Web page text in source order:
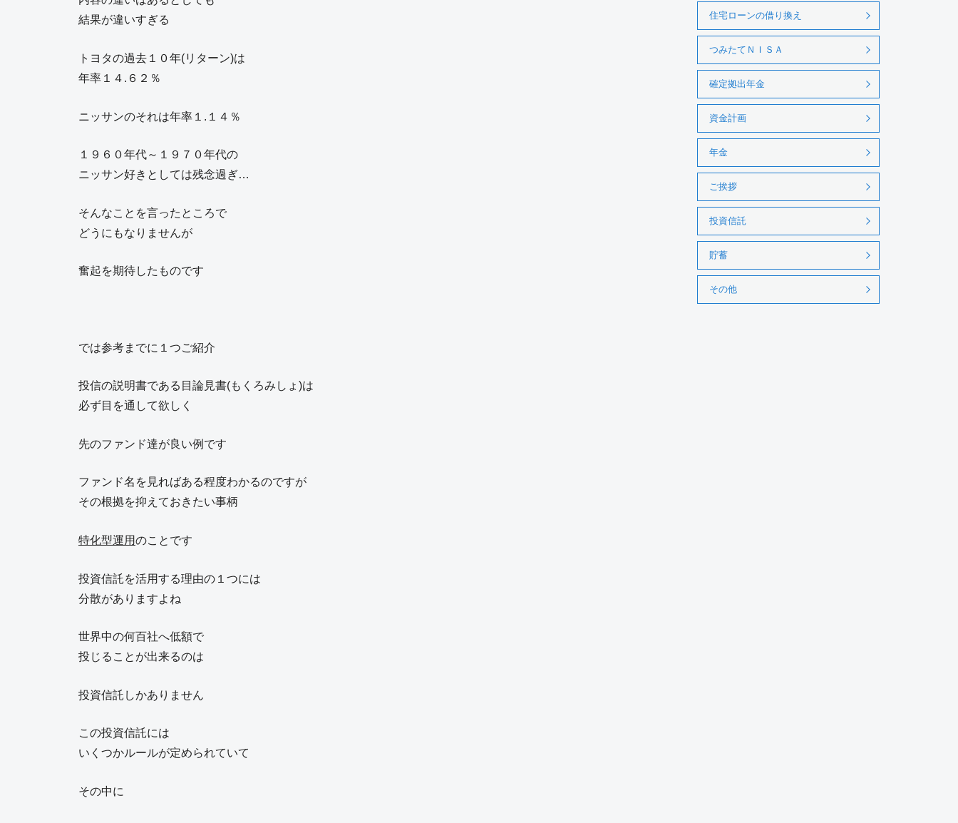
結果が違いすぎる
トヨタの過去１０年(リターン)は
年率１４.６２％
ニッサンのそれは年率１.１４％
１９６０年代～１９７０年代の
ニッサン好きとしては残念過ぎ…
そんなことを言ったところで
どうにもなりませんが
奮起を期待したものです
では参考までに１つご紹介
投信の説明書である目論見書(もくろみしょ)は
必ず目を通して欲しく
先のファンド達が良い例です
ファンド名を見ればある程度わかるのですが
その根拠を抑えておきたい事柄
特化型運用のことです
投資信託を活用する理由の１つには
分散がありますよね
世界中の何百社へ低額で
投じることが出来るのは
投資信託しかありません
この投資信託には
いくつかルールが定められていて
その中に
住宅ローンの借り換え
つみたてＮＩＳＡ
確定拠出年金
資金計画
年金
ご挨拶
投資信託
貯蓄
その他